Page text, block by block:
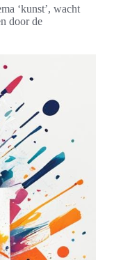
‘kunst’, wacht
door de